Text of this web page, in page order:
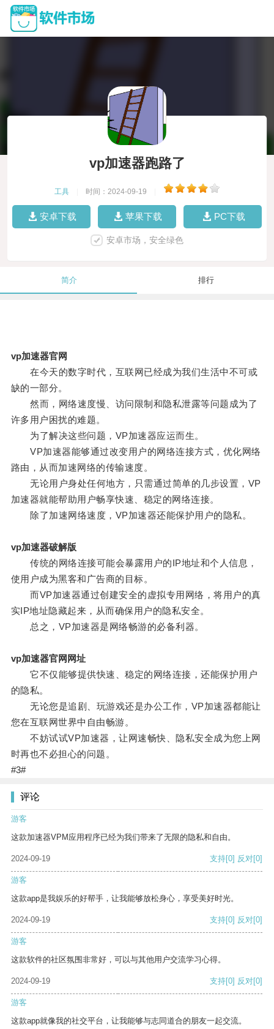
vp加速器跑路了
工具 时间：2024-09-19
安卓下载 苹果下载 PC下载
安卓市场，安全绿色
简介 排行
vp加速器官网
在今天的数字时代，互联网已经成为我们生活中不可或
缺的一部分。
然而，网络速度慢、访问限制和隐私泄露等问题成为了
许多用户困扰的难题。
为了解决这些问题，VP加速器应运而生。
VP加速器能够通过改变用户的网络连接方式，优化网络
路由，从而加速网络的传输速度。
无论用户身处任何地方，只需通过简单的几步设置，VP
加速器就能帮助用户畅享快速、稳定的网络连接。
除了加速网络速度，VP加速器还能保护用户的隐私。
vp加速器破解版
传统的网络连接可能会暴露用户的IP地址和个人信息，
使用户成为黑客和广告商的目标。
而VP加速器通过创建安全的虚拟专用网络，将用户的真
实IP地址隐藏起来，从而确保用户的隐私安全。
总之，VP加速器是网络畅游的必备利器。
vp加速器官网网址
它不仅能够提供快速、稳定的网络连接，还能保护用户
的隐私。
无论您是追剧、玩游戏还是办公工作，VP加速器都能让
您在互联网世界中自由畅游。
不妨试试VP加速器，让网速畅快、隐私安全成为您上网
时再也不必担心的问题。
#3#
评论
游客
这款加速器VPM应用程序已经为我们带来了无限的隐私和自由。
2024-09-19 支持[0] 反对[0]
游客
这款app是我娱乐的好帮手，让我能够放松身心，享受美好时光。
2024-09-19 支持[0] 反对[0]
游客
这款软件的社区氛围非常好，可以与其他用户交流学习心得。
2024-09-19 支持[0] 反对[0]
游客
这款app就像我的社交平台，让我能够与志同道合的朋友一起交流。